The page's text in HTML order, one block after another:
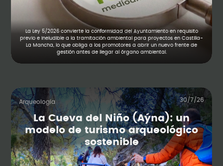
La Ley 5/2026 convierte la conformidad del Ayuntamiento en requisito
previo e ineludible a la tramitación ambiental para proyectos en Castilla-
La Mancha, lo que obliga a los promotores a abrir un nuevo frente de
gestión antes de llegar al órgano ambiental.
Arqueología 30/7/26
La Cueva del Niño (Aýna): un
modelo de turismo arqueológico
sostenible